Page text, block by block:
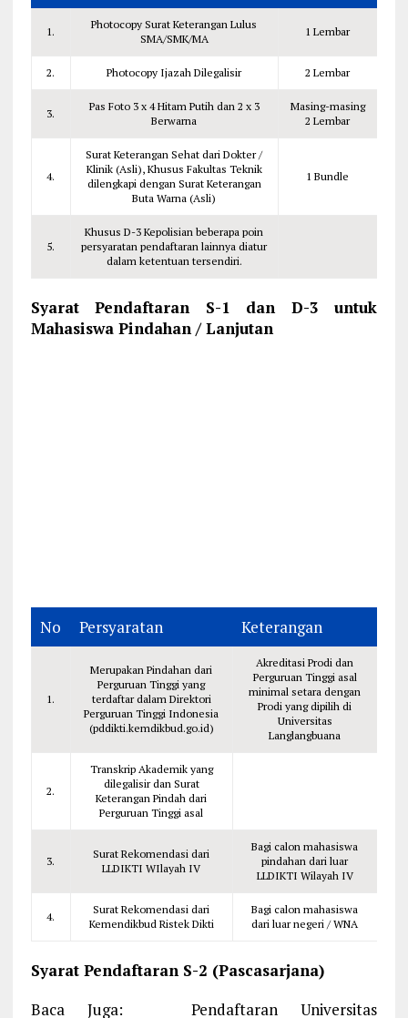
1.
Photocopy Surat Keterangan Lulus
SMA/SMK/MA
1 Lembar
2. Photocopy Ijazah Dilegalisir 2 Lembar
3.
Pas Foto 3 x 4 Hitam Putih dan 2 x 3
Berwarna
Masing-masing
2 Lembar
4.
Surat Keterangan Sehat dari Dokter /
Klinik (Asli), Khusus Fakultas Teknik
dilengkapi dengan Surat Keterangan
Buta Warna (Asli)
1 Bundle
5.
Khusus D-3 Kepolisian beberapa poin
persyaratan pendaftaran lainnya diatur
dalam ketentuan tersendiri.
Syarat Pendaftaran S-1 dan D-3 untuk
Mahasiswa Pindahan / Lanjutan
No Persyaratan Keterangan
1.
Merupakan Pindahan dari
Perguruan Tinggi yang
terdaftar dalam Direktori
Perguruan Tinggi Indonesia
(pddikti.kemdikbud.go.id)
Akreditasi Prodi dan
Perguruan Tinggi asal
minimal setara dengan
Prodi yang dipilih di
Universitas
Langlangbuana
2.
Transkrip Akademik yang
dilegalisir dan Surat
Keterangan Pindah dari
Perguruan Tinggi asal
3.
Surat Rekomendasi dari
LLDIKTI WIlayah IV
Bagi calon mahasiswa
pindahan dari luar
LLDIKTI Wilayah IV
4.
Surat Rekomendasi dari
Kemendikbud Ristek Dikti
Bagi calon mahasiswa
dari luar negeri / WNA
Syarat Pendaftaran S-2 (Pascasarjana)
Baca Juga:
Pendaftaran Universitas